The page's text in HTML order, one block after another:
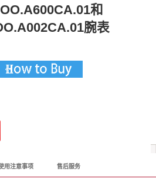
和
腕表
用注意事项 售后服务